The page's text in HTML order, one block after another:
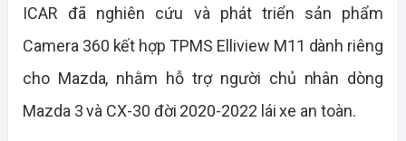
ICAR đã nghiên cứu và phát triển sản phẩm
Camera 360 kết hợp TPMS Elliview M11 dành riêng
cho Mazda, nhằm hỗ trợ người chủ nhân dòng
Mazda 3 và CX-30 đời 2020-2022 lái xe an toàn.